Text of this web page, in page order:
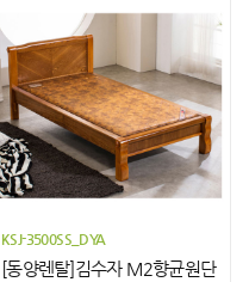
KSJ-3500SS_DYA
[동양렌탈]김수자 M2향균원단